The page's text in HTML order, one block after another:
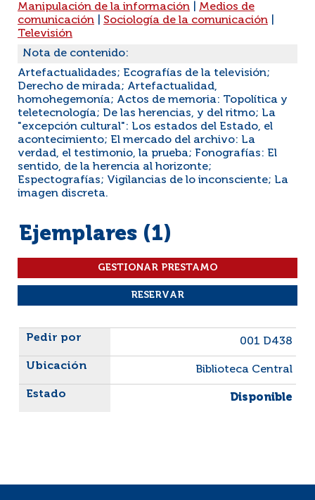
Manipulación de la información
Medios de
comunicación
Sociología de la comunicación
Televisión
Nota de contenido:
Artefactualidades; Ecografías de la televisión;
Derecho de mirada; Artefactualidad,
homohegemonía; Actos de memoria: Topolítica y
teletecnología; De las herencias, y del ritmo; La
"excepción cultural": Los estados del Estado, el
acontecimiento; El mercado del archivo: La
verdad, el testimonio, la prueba; Fonografías: El
sentido, de la herencia al horizonte;
Espectografías; Vigilancias de lo inconsciente; La
imagen discreta.
Ejemplares (1)
Liste des exemplaires
001 D438
Biblioteca Central
Disponible